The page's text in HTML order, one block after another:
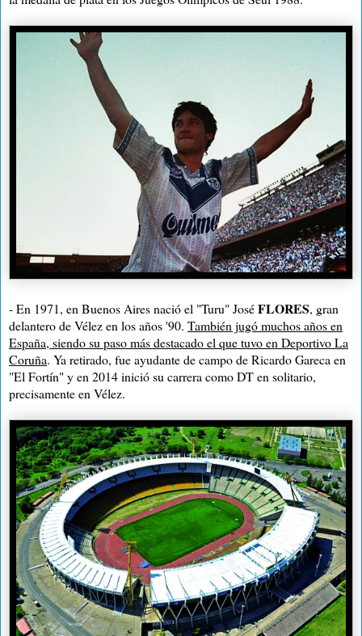
- En 1971, en Buenos Aires nació el "Turu" JoséFLORES, gran
delantero de Vélez en los años '90. También jugó muchos años en
España, siendo su paso más destacado el que tuvo en Deportivo La
Coruña. Ya retirado, fue ayudante de campo de Ricardo Gareca en
"El Fortín" y en 2014 inició su carrera como DT en solitario,
precisamente en Vélez.